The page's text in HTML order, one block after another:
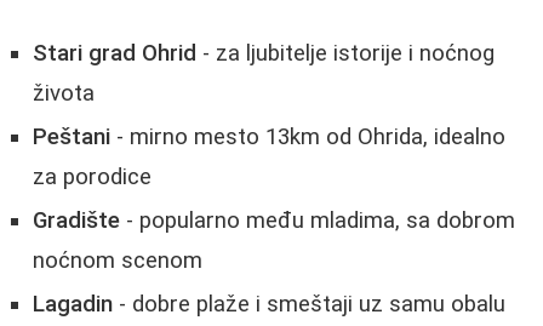
Stari grad Ohrid - za ljubitelje istorije i noćnog
života
Peštani - mirno mesto 13km od Ohrida, idealno
za porodice
Gradište - popularno među mladima, sa dobrom
noćnom scenom
Lagadin - dobre plaže i smeštaji uz samu obalu